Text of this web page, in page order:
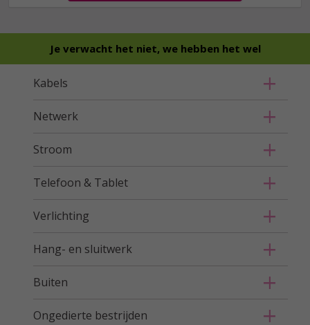
Je verwacht het niet, we hebben het wel
Kabels
Netwerk
Stroom
Telefoon & Tablet
Verlichting
Hang- en sluitwerk
Buiten
Ongedierte bestrijden